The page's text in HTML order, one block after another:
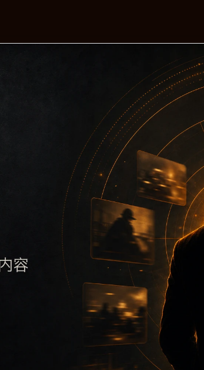
向移动端用户的连续浏览场景整理，核心围绕
荐和上下文说明放在同一层级，减少用户来
键词而没有可读信息。第13篇内容用于补齐
词、栏目词和文章标题，让搜索引擎能够从标
远程图片本地化、坏图默认图兜底、标题去
、相关问题或专题入口，降低站群页面之间
次以内。正文维护时可按用户搜索路径补充
容后同步检查标题、description、canonical